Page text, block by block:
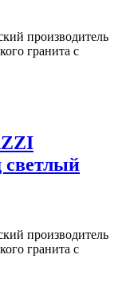
производитель
гранита с
светлый
производитель
гранита с